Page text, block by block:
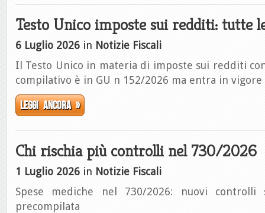
Testo Unico imposte sui redditi: tutte
6 Luglio 2026 in Notizie Fiscali
Il Testo Unico in materia di imposte sui redditi
compilativo è in GU n 152/2026 ma entra in vigore
Leggi ancora »
Chi rischia più controlli nel 730/2026
1 Luglio 2026 in Notizie Fiscali
Spese mediche nel 730/2026: nuovi controlli
precompilata